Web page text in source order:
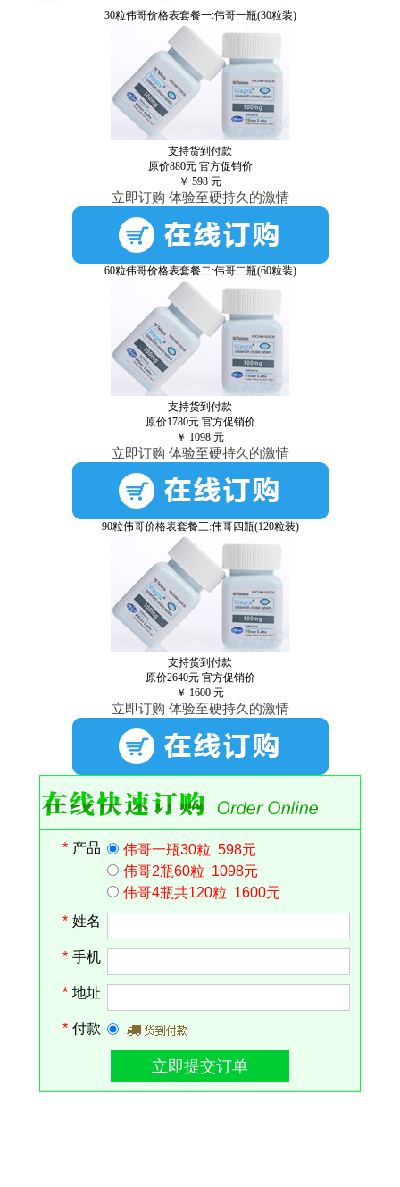
30粒伟哥价格表套餐一:伟哥一瓶(30粒装)
支持货到付款
原价880元 官方促销价
￥ 598 元
立即订购 体验至硬持久的激情
60粒伟哥价格表套餐二:伟哥二瓶(60粒装)
支持货到付款
原价1780元 官方促销价
￥ 1098 元
立即订购 体验至硬持久的激情
90粒伟哥价格表套餐三:伟哥四瓶(120粒装)
支持货到付款
原价2640元 官方促销价
￥ 1600 元
立即订购 体验至硬持久的激情